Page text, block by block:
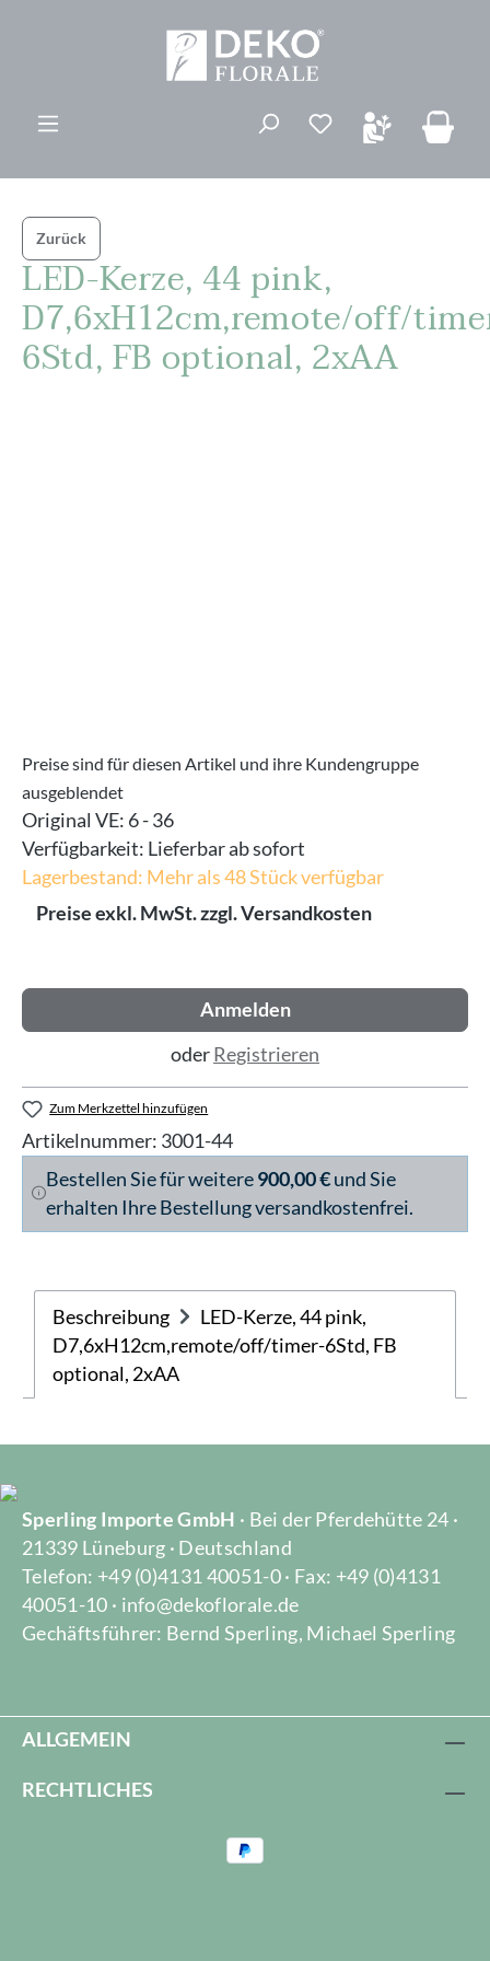
Du hast 0
Zurück
LED-Kerze, 44 pink,
D7,6xH12cm,remote/off/
6Std, FB optional, 2xAA
Preise sind für diesen Artikel und ihre Kundengruppe
ausgeblendet
Original VE: 6 - 36
Verfügbarkeit: Lieferbar ab sofort
Lagerbestand: Mehr als 48 Stück verfügbar
Preise exkl. MwSt. zzgl. Versandkosten
Anmelden
oderRegistrieren
Zum Merkzettel hinzufügen
Artikelnummer: 3001-44
Bestellen Sie für weitere900,00 €und Sie
erhalten Ihre Bestellung versandkostenfrei.
Beschreibung
LED-Kerze, 44 pink,
D7,6xH12cm,remote/off/timer-6Std, FB
optional, 2xAA
Sperling Importe GmbH · Bei der Pferdehütte 24 ·
21339 Lüneburg · Deutschland
Telefon: +49 (0)4131 40051-0 · Fax: +49 (0)4131
40051-10 · info@dekoflorale.de
Gechäftsführer: Bernd Sperling, Michael Sperling
ALLGEMEIN
RECHTLICHES